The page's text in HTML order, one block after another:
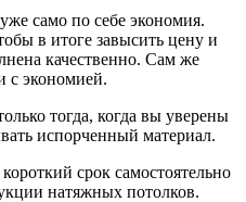
само по себе экономия.
в итоге завысить цену и
качественно. Сам же
с экономией.
тогда, когда вы уверены
испорченный материал.
срок самостоятельно
натяжных потолков.